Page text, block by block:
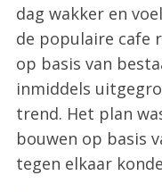
dag wakker en
de populaire cafe
op basis van
inmiddels
trend. Het plan
bouwen op basis
tegen elkaar